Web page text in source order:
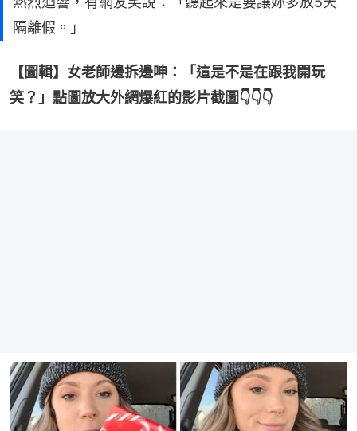
隔離假。」
【圖輯】女老師邊拆邊呻：「這是不是在跟我開玩
笑？」點圖放大外網爆紅的影片截圖👇👇👇